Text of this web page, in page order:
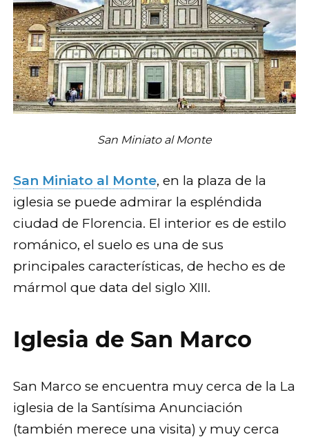
San Miniato al Monte
San Miniato al Monte, en la plaza de la
iglesia se puede admirar la espléndida
ciudad de Florencia. El interior es de estilo
románico, el suelo es una de sus
principales características, de hecho es de
mármol que data del siglo XIII.
Iglesia de San Marco
San Marco se encuentra muy cerca de la La
iglesia de la Santísima Anunciación
(también merece una visita) y muy cerca